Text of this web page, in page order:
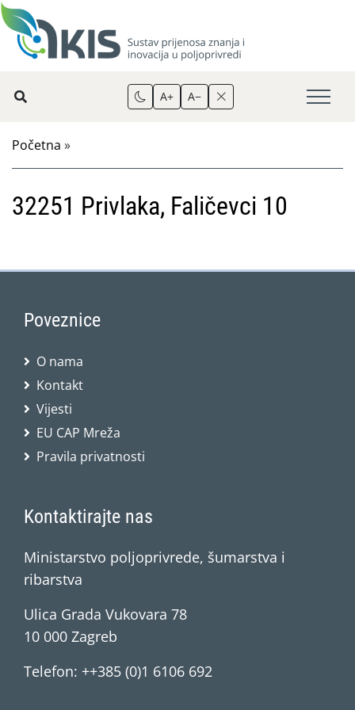
A+ A−
Početna »
32251 Privlaka, Faličevci 10
Poveznice
O nama
Kontakt
Vijesti
EU CAP Mreža
Pravila privatnosti
Kontaktirajte nas
Ministarstvo poljoprivrede, šumarstva i
ribarstva
Ulica Grada Vukovara 78
10 000 Zagreb
Telefon: ++385 (0)1 6106 692